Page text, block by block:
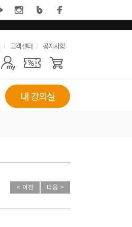
고객센터 공지사항
내 강의실
< 이전 다음 >